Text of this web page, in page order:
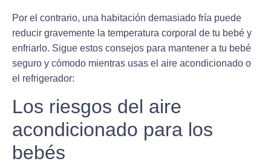
Por el contrario, una habitación demasiado fría puede
reducir gravemente la temperatura corporal de tu bebé y
enfriarlo. Sigue estos consejos para mantener a tu bebé
seguro y cómodo mientras usas el aire acondicionado o
el refrigerador:
Los riesgos del aire
acondicionado para los
bebés